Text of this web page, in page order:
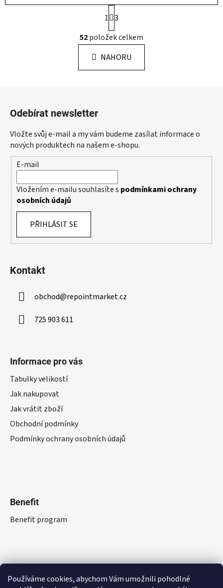
Používáme cookies, abychom Vám umožnili pohodlné
O
v
á
d
v
k
v
ý
p
S
t
r
á
n
k
1 3
52položek celkem
NAHORU
Odebírat newsletter
Vložte svůj e-mail a my vám budeme zasílat informace o
nových produktech na našem e-shopu.
E-mail
Vložením e-mailu souhlasíte s podmínkami ochrany
osobních údajů
PŘIHLÁSIT SE
Kontakt
obchod@repointmarket.cz
725 903 611
Informace pro vás
Tabulky velikostí
Jak nakupovat
Jak vrátit zboží
Obchodní podmínky
Podmínky ochrany osobních údajů
Benefit
Benefit program